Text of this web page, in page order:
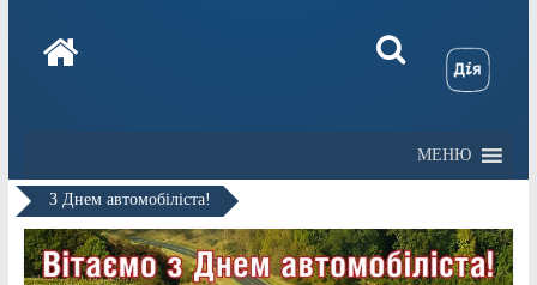
МЕНЮ
З Днем автомобіліста!